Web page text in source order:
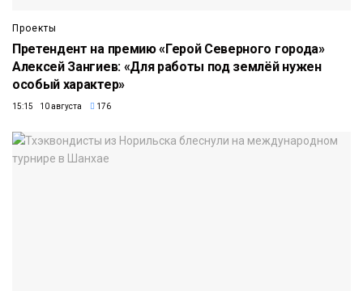
Проекты
Претендент на премию «Герой Северного города»
Алексей Зангиев: «Для работы под землёй нужен
особый характер»
15:15 10 августа 176